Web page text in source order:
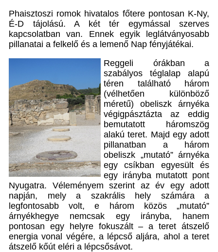
Phaisztoszi romok hivatalos főtere pontosan K-Ny,
É-D tájolású. A két tér egymással szerves
kapcsolatban van. Ennek egyik leglátványosabb
pillanatai a felkelő és a lemenő Nap fényjátékai.
Reggeli órákban a
szabályos téglalap alapú
téren található három
(vélhetően különböző
méretű) obeliszk árnyéka
végigpásztázta az eddig
bemutatott háromszög
alakú teret. Majd egy adott
pillanatban a három
obeliszk „mutató” árnyéka
egy csíkban egyesült és
egy irányba mutatott pont
Nyugatra. Véleményem szerint az év egy adott
napján, mely a szakrális hely számára a
legfontosabb volt, e három közös „mutató”
árnyékhegye nemcsak egy irányba, hanem
pontosan egy helyre fokuszált – a teret átszelő
energia vonal végére, a lépcső aljára, ahol a teret
átszelő kőút eléri a lépcsősávot.